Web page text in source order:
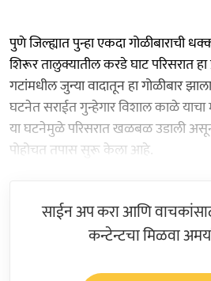
पुणे जिल्ह्यात पुन्हा एकदा गोळीबाराची
शिरूर तालुक्यातील करडे घाट परिसरात
गटांमधील जुन्या वादातून हा गोळीबार
घटनेत सराईत गुन्हेगार विशाल काळे याचा
या घटनेमुळे परिसरात खळबळ उडाली
पोहोचत तपास सुरू केला आहे.
साईन अप करा आणि
कन्टेन्टचा मिळवा